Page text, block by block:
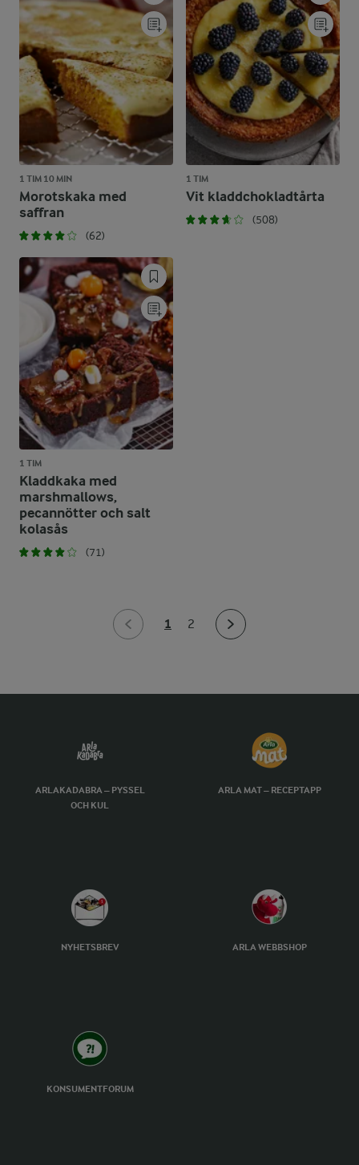
1 TIM 10 MIN
Morotskaka med
saffran
(62)
1 TIM
Vit kladdchokladtårta
(508)
1 TIM
Kladdkaka med
marshmallows,
pecannötter och salt
kolasås
(71)
1 2
ARLAKADABRA – PYSSEL
OCH KUL
ARLA MAT – RECEPTAPP
NYHETSBREV ARLA WEBBSHOP
KONSUMENTFORUM